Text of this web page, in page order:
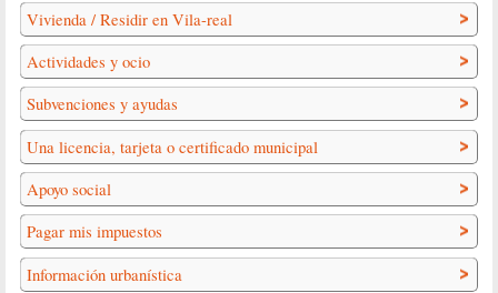
Vivienda / Residir en Vila-real
Actividades y ocio
Subvenciones y ayudas
Una licencia, tarjeta o certificado municipal
Apoyo social
Pagar mis impuestos
Información urbanística